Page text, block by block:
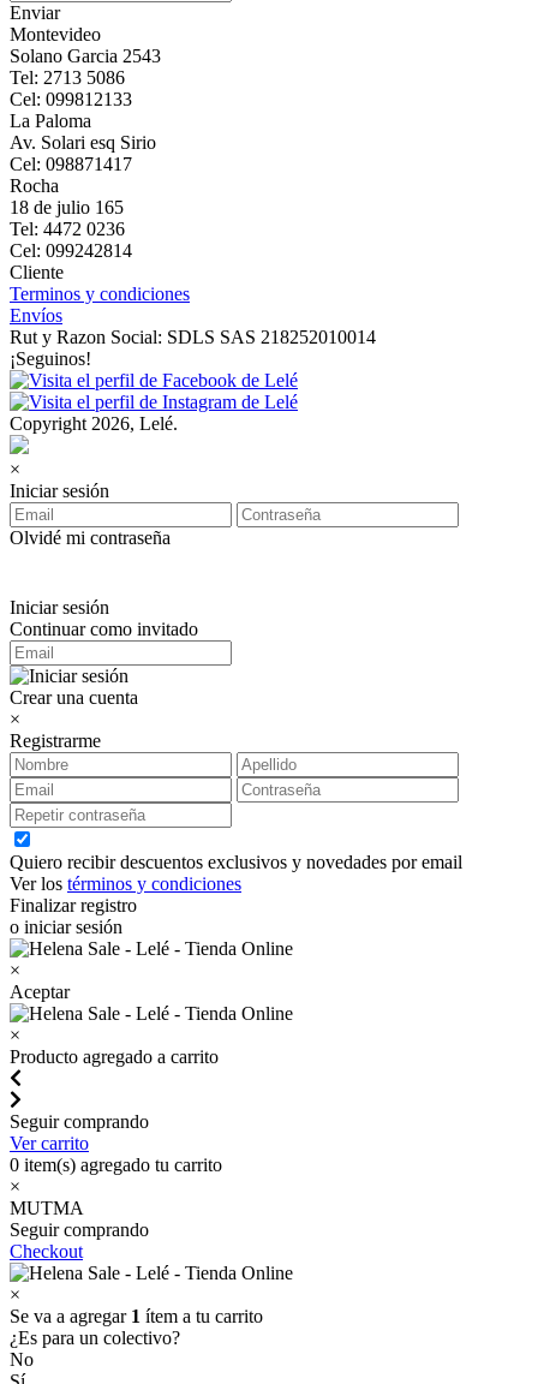
Enviar
Montevideo
Solano Garcia 2543
Tel: 2713 5086
Cel: 099812133
La Paloma
Av. Solari esq Sirio
Cel: 098871417
Rocha
18 de julio 165
Tel: 4472 0236
Cel: 099242814
Cliente
Terminos y condiciones
Envíos
Rut y Razon Social: SDLS SAS 218252010014
¡Seguinos!
Copyright 2026, Lelé.
×
Iniciar sesión
Olvidé mi contraseña
Iniciar sesión
Continuar como invitado
Crear una cuenta
×
Registrarme
Quiero recibir descuentos exclusivos y novedades por email
Ver los términos y condiciones
Finalizar registro
o iniciar sesión
×
Aceptar
×
Producto agregado a carrito
Seguir comprando
Ver carrito
0 item(s) agregado tu carrito
×
MUTMA
Seguir comprando
Checkout
×
Se va a agregar 1 ítem a tu carrito
¿Es para un colectivo?
No